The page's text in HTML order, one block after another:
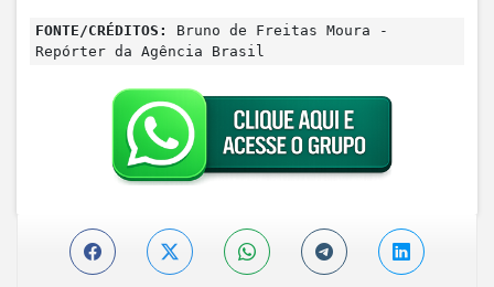
FONTE/CRÉDITOS:
Bruno de Freitas Moura -
Repórter da Agência Brasil